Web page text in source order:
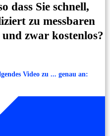
dass Sie schnell,
zu messbaren
zwar kostenlos?
Video zu ... genau an: